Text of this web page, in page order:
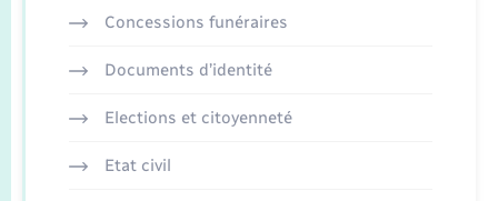
Concessions funéraires
Documents d’identité
Elections et citoyenneté
Etat civil